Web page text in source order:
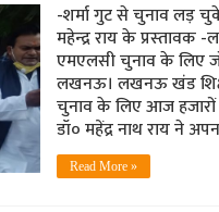
-शर्मा गुट से चुनाव लड़
महेन्‍द्र राय के
एमएलसी चुनाव के लिए
लखनऊ। लखनऊ खंड
चुनाव के लिए आज
डॉ० महेंद्र नाथ राय ने
Read More »